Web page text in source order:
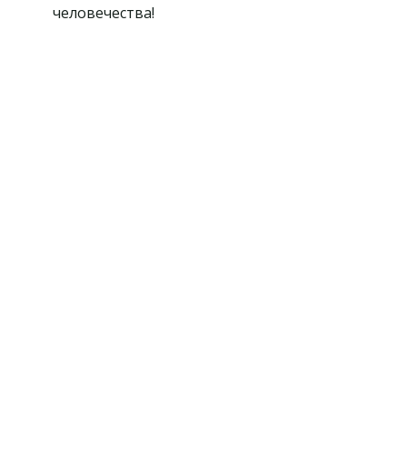
человечества!